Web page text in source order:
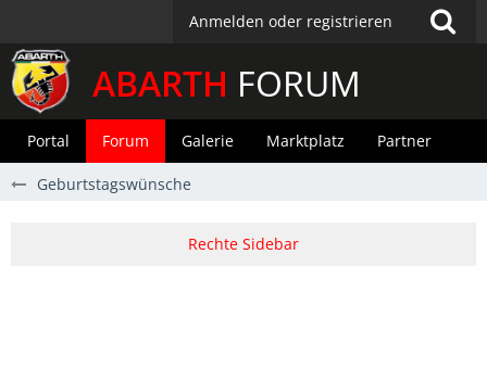
Anmelden oder registrieren
ABARTH FORUM
Portal Forum Galerie Marktplatz Partner
Geburtstagswünsche